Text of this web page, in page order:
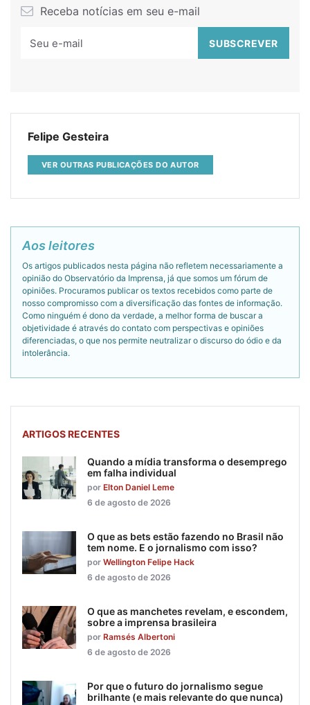
Receba notícias em seu e-mail
Felipe Gesteira
VER OUTRAS PUBLICAÇÕES DO AUTOR
Aos leitores
Os artigos publicados nesta página não refletem necessariamente a
opinião do Observatório da Imprensa, já que somos um fórum de
opiniões. Procuramos publicar os textos recebidos como parte de
nosso compromisso com a diversificação das fontes de informação.
Como ninguém é dono da verdade, a melhor forma de buscar a
objetividade é através do contato com perspectivas e opiniões
diferenciadas, o que nos permite neutralizar o discurso do ódio e da
intolerância.
ARTIGOS RECENTES
Quando a mídia transforma o desemprego
em falha individual
por Elton Daniel Leme
6 de agosto de 2026
O que as bets estão fazendo no Brasil não
tem nome. E o jornalismo com isso?
por Wellington Felipe Hack
6 de agosto de 2026
O que as manchetes revelam, e escondem,
sobre a imprensa brasileira
por Ramsés Albertoni
6 de agosto de 2026
Por que o futuro do jornalismo segue
brilhante (e mais relevante do que nunca)